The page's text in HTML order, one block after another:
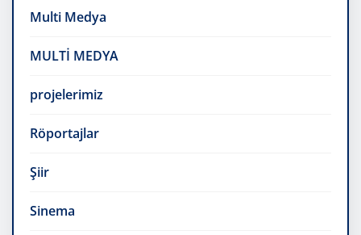
Multi Medya
MULTİ MEDYA
projelerimiz
Röportajlar
Şiir
Sinema